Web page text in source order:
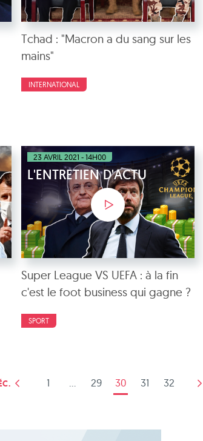
Tchad : "Macron a du sang sur les
mains"
INTERNATIONAL
23 AVRIL 2021 - 14H00
L'ENTRETIEN D'ACTU
Super League VS UEFA : à la fin
c'est le foot business qui gagne ?
SPORT
1 29 30 31 32